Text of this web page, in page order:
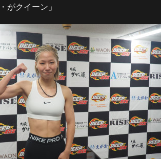
がクイーン」